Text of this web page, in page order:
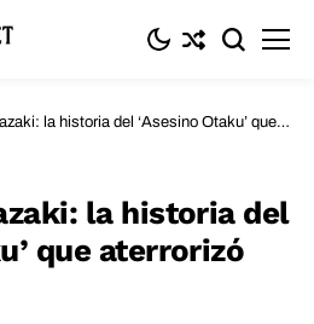
la historia del ‘Asesino Otaku’ que
la historia del
que aterrorizó